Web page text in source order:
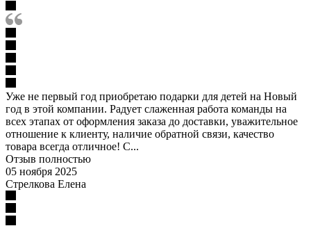
Уже не первый год приобретаю подарки для детей на Новый
год в этой компании. Радует слаженная работа команды на
всех этапах от оформления заказа до доставки, уважительное
отношение к клиенту, наличие обратной связи, качество
товара всегда отличное! С...
Отзыв полностью
05 ноября 2025
Стрелкова Елена